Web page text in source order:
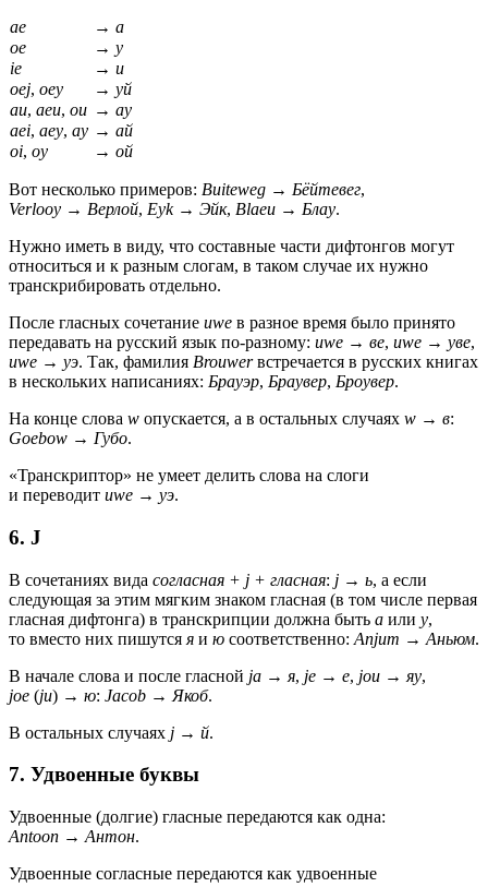
ae → а
oe
→ у
ie
→ и
oej, oey → уй
au, aeu, ou → ау
aei, aey, ay → ай
oi, oy → ой
Вот несколько примеров: Buiteweg → Бёйтевег,
Verlooy → Верлой, Eyk→ Эйк, Blaeu → Блау.
Нужно иметь в виду, что составные части дифтонгов могут
относиться и к разным слогам, в таком случае их нужно
транскрибировать отдельно.
После гласных сочетание uwe в разное время было принято
передавать на русский язык по-разному: uwe → ве, uwe → уве,
uwe → уэ. Так, фамилия Brouwerвстречается в русских книгах
в нескольких написаниях: Брауэр, Браувер, Броувер.
На конце слова w опускается, а в остальных случаях w → в:
Goebow → Губо.
«Транскриптор» не умеет делить слова на слоги
и переводит uwe → уэ.
6. J
В сочетаниях вида согласная + j + гласная: j → ь, а если
следующая за этим мягким знаком гласная (в том числе первая
гласная дифтонга) в транскрипции должна быть а или у,
то вместо них пишутся я и ю соответственно: Anjum → Аньюм.
В начале слова и после гласной ja → я, je → е, jou → яу,
joe (ju) → ю: Jacob → Якоб.
В остальных случаях j → й.
7. Удвоенные буквы
Удвоенные (долгие) гласные передаются как одна:
Antoon → Антон.
Удвоенные согласные передаются как удвоенные